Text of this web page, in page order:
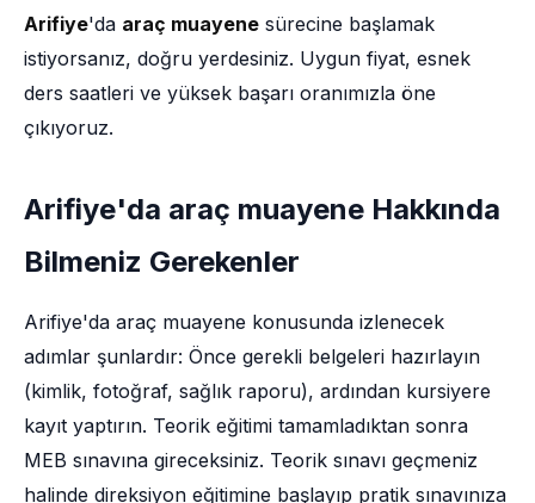
Arifiye'da araç muayene sürecine başlamak
istiyorsanız, doğru yerdesiniz. Uygun fiyat, esnek
ders saatleri ve yüksek başarı oranımızla öne
çıkıyoruz.
Arifiye'da araç muayene Hakkında
Bilmeniz Gerekenler
Arifiye'da araç muayene konusunda izlenecek
adımlar şunlardır: Önce gerekli belgeleri hazırlayın
(kimlik, fotoğraf, sağlık raporu), ardından kursiyere
kayıt yaptırın. Teorik eğitimi tamamladıktan sonra
MEB sınavına gireceksiniz. Teorik sınavı geçmeniz
halinde direksiyon eğitimine başlayıp pratik sınavınıza